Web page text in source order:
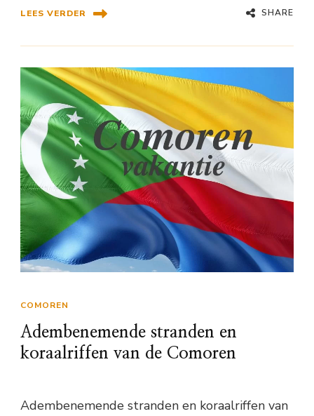
LEES VERDER SHARE
COMOREN
Adembenemende stranden en
koraalriffen van de Comoren
Adembenemende stranden en koraalriffen van